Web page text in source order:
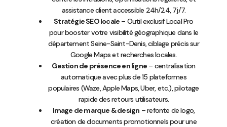
assistance client accessible 24h/24, 7j/7.
Stratégie SEO locale – Outil exclusif Local Pro
pour booster votre visibilité géographique dans le
département Seine-Saint-Denis, ciblage précis sur
Google Maps et recherches locales.
Gestion de présence en ligne – centralisation
automatique avec plus de 15 plateformes
populaires (Waze, Apple Maps, Uber, etc.), pilotage
rapide des retours utilisateurs.
Image de marque & design – refonte de logo,
création de documents promotionnels pour une